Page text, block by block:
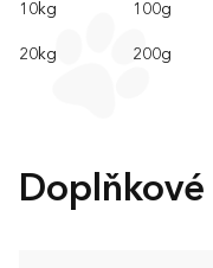
10kg 100g
20kg 200g